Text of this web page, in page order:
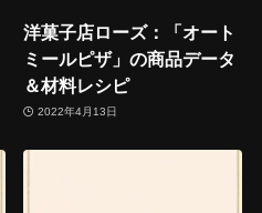
洋菓子店ローズ：「オート
ミールピザ」の商品データ
＆材料レシピ
2022年4月13日